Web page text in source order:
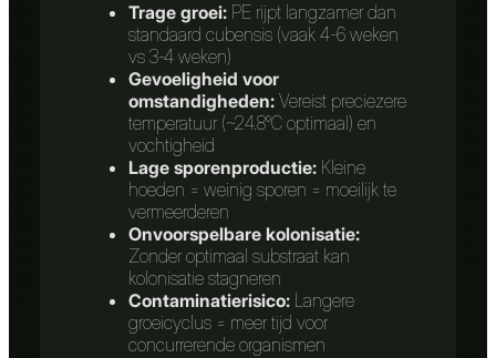
Trage groei: PE rijpt langzamer dan
standaard cubensis (vaak 4-6 weken
vs 3-4 weken)
Gevoeligheid voor
omstandigheden: Vereist preciezere
temperatuur (~24.8°C optimaal) en
vochtigheid
Lage sporenproductie: Kleine
hoeden = weinig sporen = moeilijk te
vermeerderen
Onvoorspelbare kolonisatie:
Zonder optimaal substraat kan
kolonisatie stagneren
Contaminatierisico: Langere
groeicyclus = meer tijd voor
concurrerende organismen